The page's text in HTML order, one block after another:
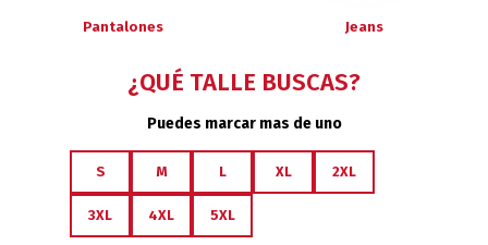
Pantalones Jeans
¿QUÉ TALLE BUSCAS?
Puedes marcar mas de uno
S M L XL 2XL
3XL 4XL 5XL